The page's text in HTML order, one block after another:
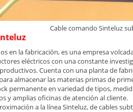
Cable comando Sinteluz
en la fabricación, es una empresa
eléctricos con una constante
Cuenta con una planta de
almacenar las materias primas de
permanente en variedad de tipos,
y amplias oficinas de atención al cliente.
a la línea Sinteluz, de cables